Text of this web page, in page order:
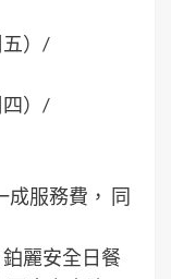
五）/
四）/
成服務費， 同
麗安全日餐